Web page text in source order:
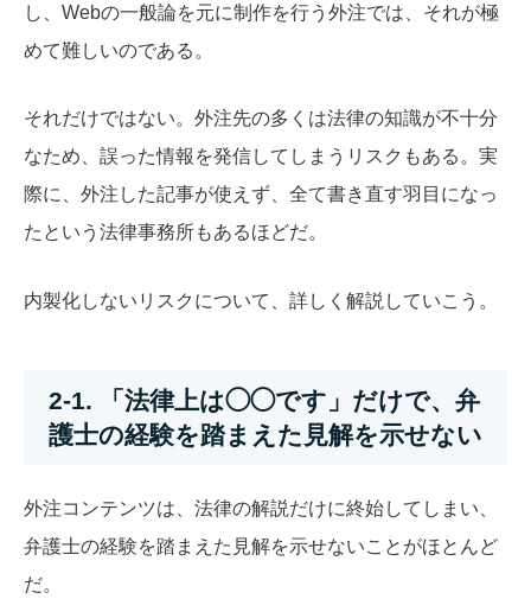
し、Webの一般論を元に制作を行う外注では、それが極
めて難しいのである。
それだけではない。外注先の多くは法律の知識が不十分
なため、誤った情報を発信してしまうリスクもある。実
際に、外注した記事が使えず、全て書き直す羽目になっ
たという法律事務所もあるほどだ。
内製化しないリスクについて、詳しく解説していこう。
2-1. 「法律上は◯◯です」だけで、弁
護士の経験を踏まえた見解を示せない
外注コンテンツは、法律の解説だけに終始してしまい、
弁護士の経験を踏まえた見解を示せないことがほとんど
だ。